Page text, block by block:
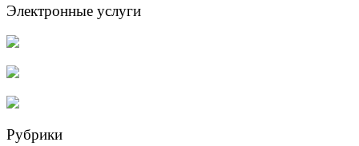
Электронные услуги
Рубрики